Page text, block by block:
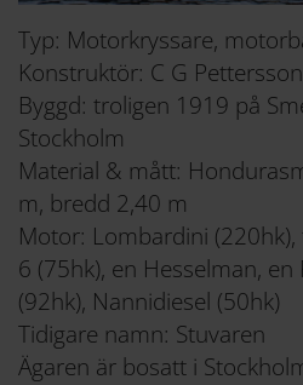
Typ: Motorkryssare,
Konstruktör: C G Pettersson
Byggd: troligen 1919 på
Stockholm
Material & mått:
m, bredd 2,40 m
Motor: Lombardini (220hk),
6 (75hk), en Hesselman,
(92hk), Nannidiesel (50hk)
Tidigare namn: Stuvaren
Ägaren är bosatt i